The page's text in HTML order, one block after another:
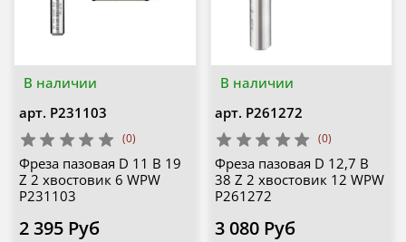
В наличии
арт. P231103
(0)
Фреза пазовая D 11 B 19
Z 2 хвостовик 6 WPW
P231103
2 395 Руб
В наличии
арт. P261272
(0)
Фреза пазовая D 12,7 B
38 Z 2 хвостовик 12 WPW
P261272
3 080 Руб